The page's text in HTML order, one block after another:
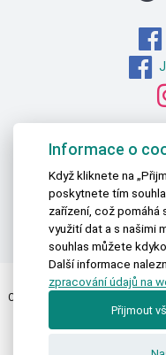
MŠMT –
ČSÚ –
OECD –
EUROSTAT
Centrum pro zjišťování
Textová verze|
Informace o
Když kliknete na
poskytnete tím
zařízení, což pomáhá
využití dat a s našimi
souhlas můžete
Další informace
zpracování údajů na
Přijmout